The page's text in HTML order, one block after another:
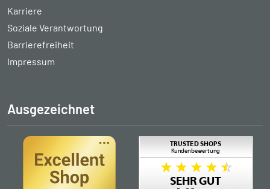
Karriere
Soziale Verantwortung
Barrierefreiheit
Impressum
Ausgezeichnet